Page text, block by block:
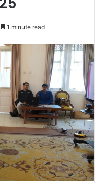
1 minute read